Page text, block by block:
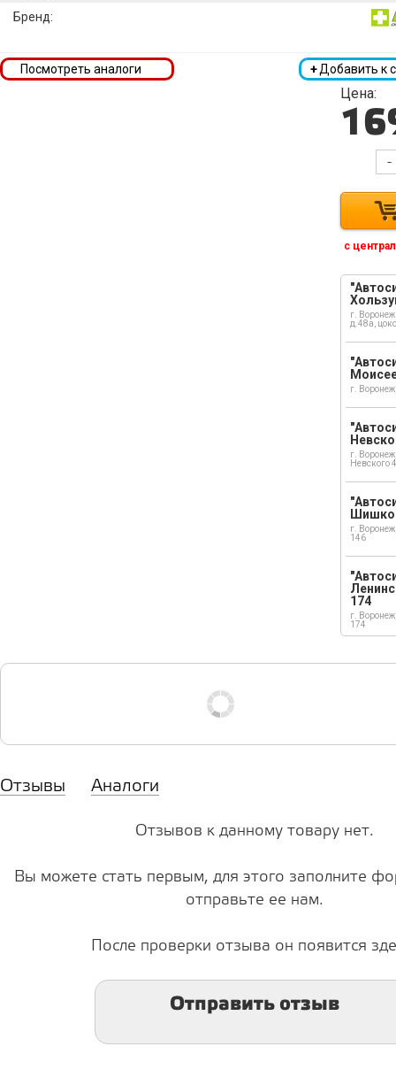
Бренд:
+Добавить к
Посмотреть аналоги
Цена:
-
с
г.
д.48а,
г.
г.
Невского
г.
146
174
г.
174
Отзывы Аналоги
Отзывов к данному товару нет.
Вы можете стать первым, для этого заполните
отправьте ее нам.
После проверки отзыва он появится
Отправить отзыв